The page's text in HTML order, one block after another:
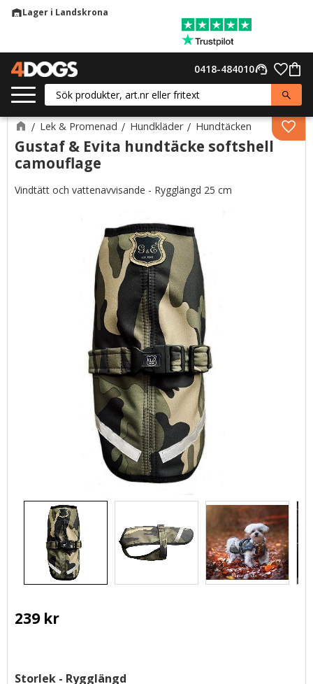
warehouseLager i Landskrona
support_agent
0418-484010
Lek & Promenad Hundkläder Hundtäcken
Gustaf & Evita hundtäcke softshell
camouflage
Vindtätt och vattenavvisande - Rygglängd 25 cm
239kr
Storlek - Rygglängd